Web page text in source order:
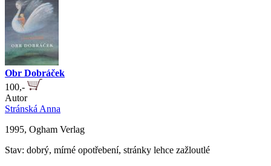
Obr Dobráček
100,-
Autor
Stránská Anna
1995, Ogham Verlag
Stav: dobrý, mírné opotřebení, stránky lehce zažloutlé